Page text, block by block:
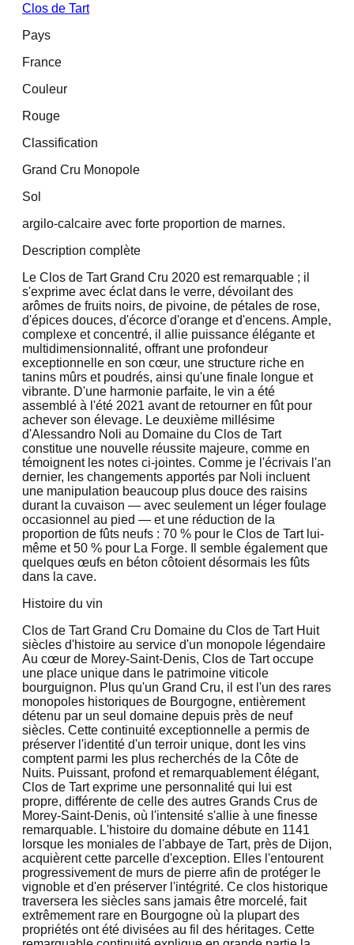
Clos de Tart
Pays
France
Couleur
Rouge
Classification
Grand Cru Monopole
Sol
argilo-calcaire avec forte proportion de marnes.
Description complète
Le Clos de Tart Grand Cru 2020 est remarquable ; il
s'exprime avec éclat dans le verre, dévoilant des
arômes de fruits noirs, de pivoine, de pétales de rose,
d'épices douces, d'écorce d'orange et d'encens. Ample,
complexe et concentré, il allie puissance élégante et
multidimensionnalité, offrant une profondeur
exceptionnelle en son cœur, une structure riche en
tanins mûrs et poudrés, ainsi qu'une finale longue et
vibrante. D'une harmonie parfaite, le vin a été
assemblé à l'été 2021 avant de retourner en fût pour
achever son élevage. Le deuxième millésime
d'Alessandro Noli au Domaine du Clos de Tart
constitue une nouvelle réussite majeure, comme en
témoignent les notes ci-jointes. Comme je l'écrivais l'an
dernier, les changements apportés par Noli incluent
une manipulation beaucoup plus douce des raisins
durant la cuvaison — avec seulement un léger foulage
occasionnel au pied — et une réduction de la
proportion de fûts neufs : 70 % pour le Clos de Tart lui-
même et 50 % pour La Forge. Il semble également que
quelques œufs en béton côtoient désormais les fûts
dans la cave.
Histoire du vin
Clos de Tart Grand Cru Domaine du Clos de Tart Huit
siècles d'histoire au service d'un monopole légendaire
Au cœur de Morey-Saint-Denis, Clos de Tart occupe
une place unique dans le patrimoine viticole
bourguignon. Plus qu'un Grand Cru, il est l'un des rares
monopoles historiques de Bourgogne, entièrement
détenu par un seul domaine depuis près de neuf
siècles. Cette continuité exceptionnelle a permis de
préserver l'identité d'un terroir unique, dont les vins
comptent parmi les plus recherchés de la Côte de
Nuits. Puissant, profond et remarquablement élégant,
Clos de Tart exprime une personnalité qui lui est
propre, différente de celle des autres Grands Crus de
Morey-Saint-Denis, où l'intensité s'allie à une finesse
remarquable. L'histoire du domaine débute en 1141
lorsque les moniales de l'abbaye de Tart, près de Dijon,
acquièrent cette parcelle d'exception. Elles l'entourent
progressivement de murs de pierre afin de protéger le
vignoble et d'en préserver l'intégrité. Ce clos historique
traversera les siècles sans jamais être morcelé, fait
extrêmement rare en Bourgogne où la plupart des
propriétés ont été divisées au fil des héritages. Cette